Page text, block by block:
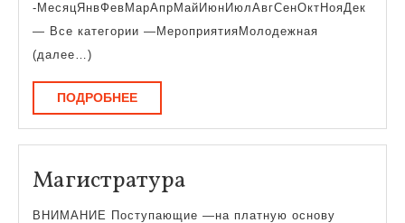
-МесяцЯнвФевМарАпрМайИюнИюлАвгСенОктНояДек
— Все категории —МероприятияМолодежная
(далее…)
ПОДРОБНЕЕПОДРОБНЕЕ
Магистратура
ВНИМАНИЕ Поступающие —на платную основу